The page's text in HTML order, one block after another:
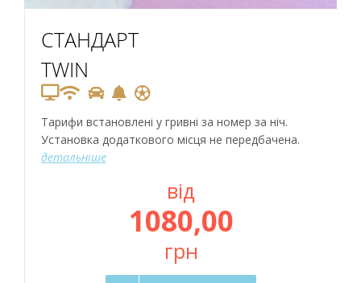
СТАНДАРТ
TWIN
Тарифи встановлені у гривні за номер за ніч.
Установка додаткового місця не передбачена.
детальніше
від
1080,00
грн